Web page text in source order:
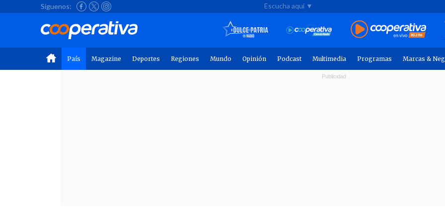
Síguenos: Escucha aquí ▼
País Magazine Deportes Regiones Mundo Opinión Podcast Multimedia Programas Marcas &